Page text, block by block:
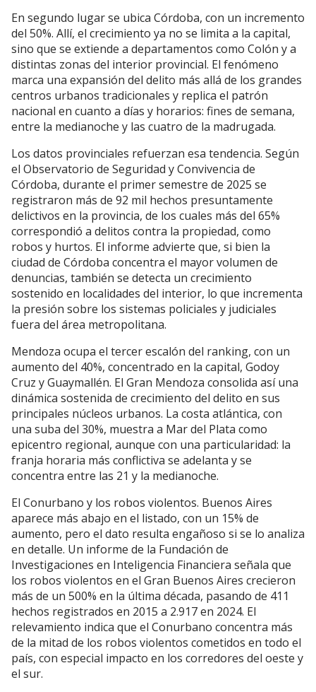
En segundo lugar se ubica Córdoba, con un incremento
del 50%. Allí, el crecimiento ya no se limita a la capital,
sino que se extiende a departamentos como Colón y a
distintas zonas del interior provincial. El fenómeno
marca una expansión del delito más allá de los grandes
centros urbanos tradicionales y replica el patrón
nacional en cuanto a días y horarios: fines de semana,
entre la medianoche y las cuatro de la madrugada.
Los datos provinciales refuerzan esa tendencia. Según
el Observatorio de Seguridad y Convivencia de
Córdoba, durante el primer semestre de 2025 se
registraron más de 92 mil hechos presuntamente
delictivos en la provincia, de los cuales más del 65%
correspondió a delitos contra la propiedad, como
robos y hurtos. El informe advierte que, si bien la
ciudad de Córdoba concentra el mayor volumen de
denuncias, también se detecta un crecimiento
sostenido en localidades del interior, lo que incrementa
la presión sobre los sistemas policiales y judiciales
fuera del área metropolitana.
Mendoza ocupa el tercer escalón del ranking, con un
aumento del 40%, concentrado en la capital, Godoy
Cruz y Guaymallén. El Gran Mendoza consolida así una
dinámica sostenida de crecimiento del delito en sus
principales núcleos urbanos. La costa atlántica, con
una suba del 30%, muestra a Mar del Plata como
epicentro regional, aunque con una particularidad: la
franja horaria más conflictiva se adelanta y se
concentra entre las 21 y la medianoche.
El Conurbano y los robos violentos. Buenos Aires
aparece más abajo en el listado, con un 15% de
aumento, pero el dato resulta engañoso si se lo analiza
en detalle. Un informe de la Fundación de
Investigaciones en Inteligencia Financiera señala que
los robos violentos en el Gran Buenos Aires crecieron
más de un 500% en la última década, pasando de 411
hechos registrados en 2015 a 2.917 en 2024. El
relevamiento indica que el Conurbano concentra más
de la mitad de los robos violentos cometidos en todo el
país, con especial impacto en los corredores del oeste y
el sur.